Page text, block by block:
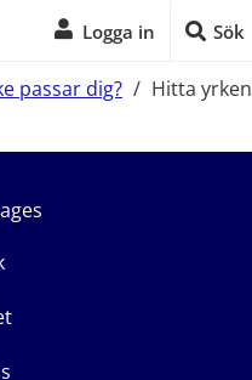
Logga in Sök
passar dig? / Hitta yrken